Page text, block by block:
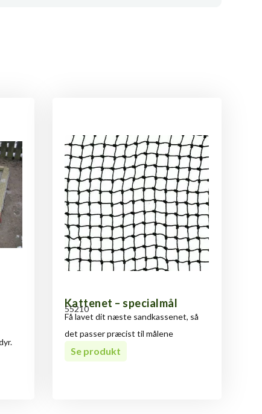
Kattenet – specialmål
55210
Få lavet dit næste sandkassenet, så
det passer præcist til målene
Se produkt